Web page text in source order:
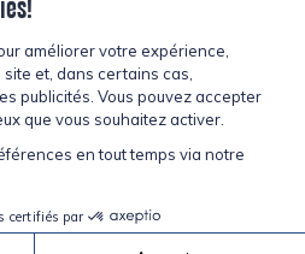
postes
de confidentialitéSite parKryzalid